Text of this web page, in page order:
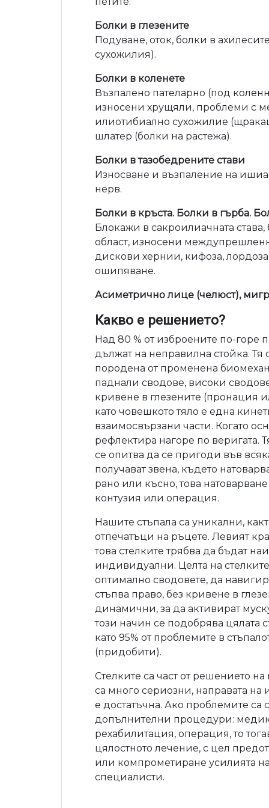
Болки в глезените
Подуване, оток, болки в
сухожилия).
Болки в коленете
Възпалено пателарно (под
износени хрущяли, проблеми с
илиотибиално сухожилие
шлатер (болки на растежа).
Болки в тазобедрените стави
Износване и възпаление на
нерв.
Болки в кръста. Болки в гърба.
Блокажи в сакроилиачната
област, износени
дискови хернии, кифоза,
ошипяване.
Асиметрично лице (челюст),
Какво е решението?
Над 80 % от изброените по-горе
дължат на неправилна стойка. Тя
породена от променена
паднали сводове, високи
кривене в глезените (пронация
като човешкото тяло е една
взаимосвързани части. Когато
рефлектира нагоре по веригата.
се опитва да се пригоди във
получават звена, където
рано или късно, това
контузия или операция.
Нашите стъпала са уникални,
отпечатъци на ръцете. Левият
това стелките трябва да бъдат
индивидуални. Целта на
оптимално сводовете, да
стъпва право, без кривене в
динамични, за да активират
този начин се подобрява цялата
като 95% от проблемите в
(придобити).
Стелките са част от решението
са много сериозни, направата
е достатъчна. Ако проблемите са
допълнителни процедури:
рехабилитация, операция, то
цялостното лечение, с цел
или компрометиране усилията
специалисти.